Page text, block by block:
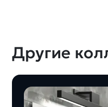
Другие